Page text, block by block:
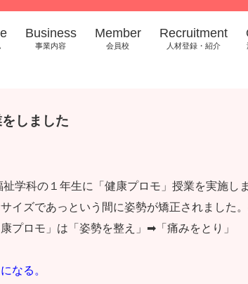
Business
事業内容
Member
会員校
Recruitment
人材登録・紹介
しました
学科の１年生に「健康プロモ」授業を実施しま
イズであっという間に姿勢が矯正されました
プロモ」は「姿勢を整え」➡「痛みをとり」
なる。